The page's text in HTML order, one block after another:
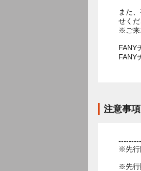
また
せくだ
※ご来
FANY
FANY
注意事項
※先行
※先行